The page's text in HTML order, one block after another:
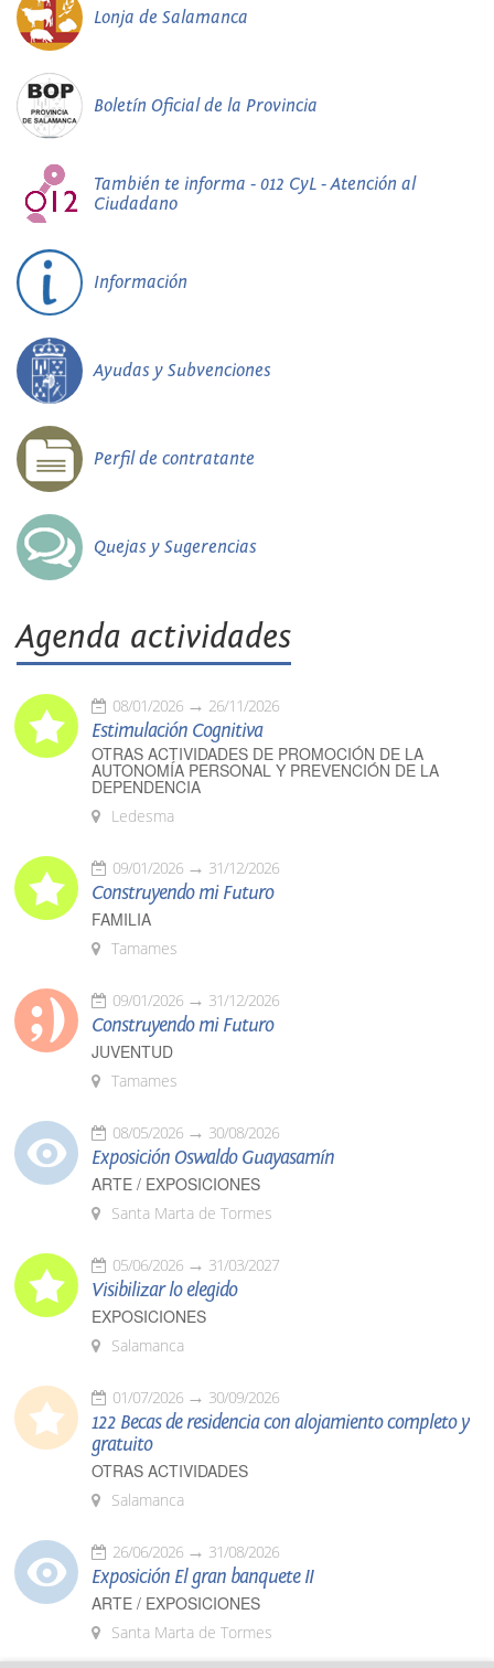
Lonja de Salamanca
Boletín Oficial de la Provincia
También te informa - 012 CyL - Atención al
Ciudadano
Información
Ayudas y Subvenciones
Perfil de contratante
Quejas y Sugerencias
Agenda actividades
08/01/2026 26/11/2026
Estimulación Cognitiva
OTRAS ACTIVIDADES DE PROMOCIÓN DE LA
AUTONOMÍA PERSONAL Y PREVENCIÓN DE LA
DEPENDENCIA
Ledesma
09/01/2026 31/12/2026
Construyendo mi Futuro
FAMILIA
Tamames
09/01/2026 31/12/2026
Construyendo mi Futuro
JUVENTUD
Tamames
08/05/2026 30/08/2026
Exposición Oswaldo Guayasamín
ARTE / EXPOSICIONES
Santa Marta de Tormes
05/06/2026 31/03/2027
Visibilizar lo elegido
EXPOSICIONES
Salamanca
01/07/2026 30/09/2026
122 Becas de residencia con alojamiento completo y
gratuito
OTRAS ACTIVIDADES
Salamanca
26/06/2026 31/08/2026
Exposición El gran banquete II
ARTE / EXPOSICIONES
Santa Marta de Tormes